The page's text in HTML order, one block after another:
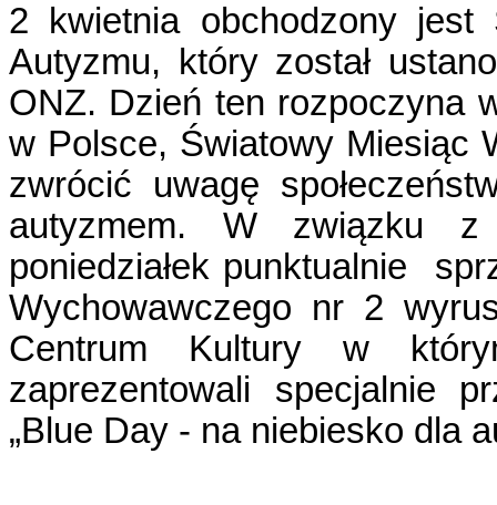
2 kwietnia obchodzony jest
Autyzmu, który został
ONZ. Dzień ten rozpoczyna
w Polsce, Światowy Miesiąc
zwrócić uwagę
autyzmem. W związku
poniedziałek punktualnie
Wychowawczego nr 2
Centrum Kultury w
zaprezentowali specjalnie
„Blue Day - na niebiesko dla